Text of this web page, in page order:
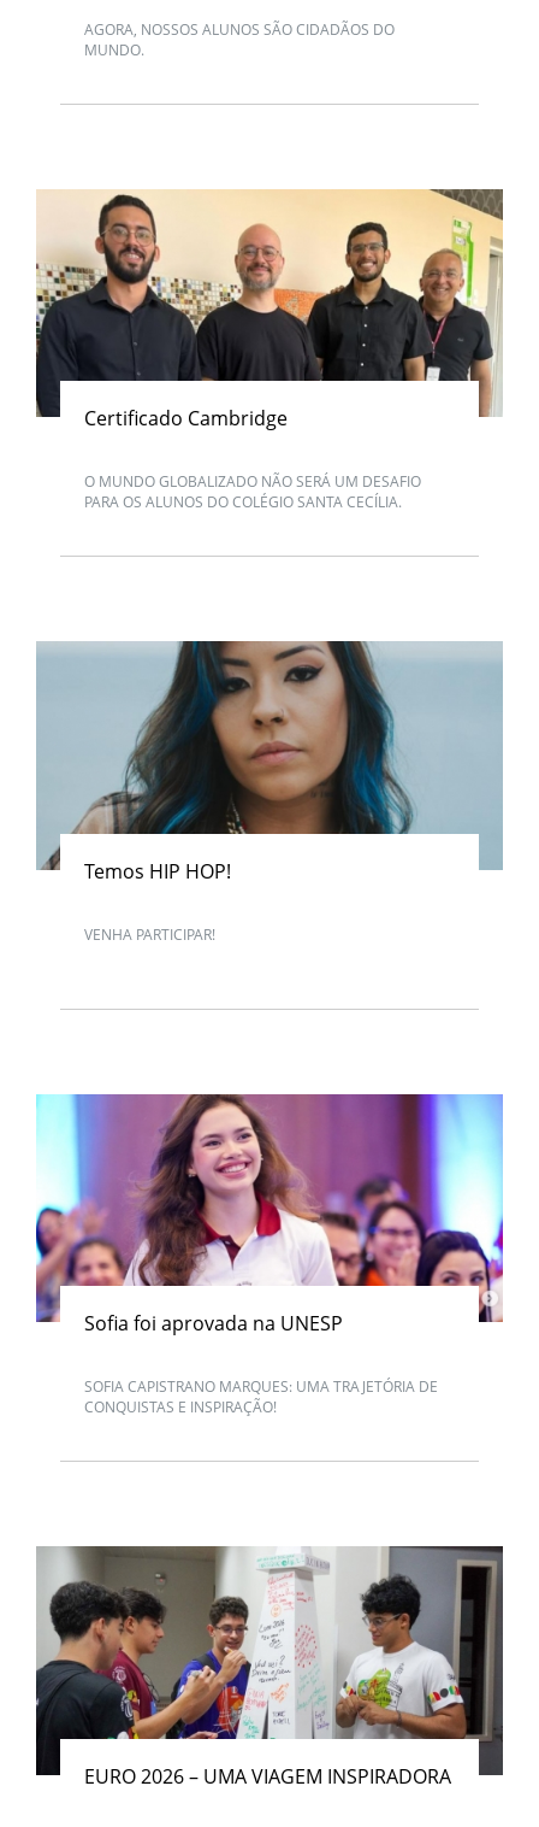
AGORA, NOSSOS ALUNOS SÃO CIDADÃOS DO
MUNDO.
Certificado Cambridge
O MUNDO GLOBALIZADO NÃO SERÁ UM DESAFIO
PARA OS ALUNOS DO COLÉGIO SANTA CECÍLIA.
Temos HIP HOP!
VENHA PARTICIPAR!
Sofia foi aprovada na UNESP
SOFIA CAPISTRANO MARQUES: UMA TRAJETÓRIA DE
CONQUISTAS E INSPIRAÇÃO!
EURO 2026 – UMA VIAGEM INSPIRADORA